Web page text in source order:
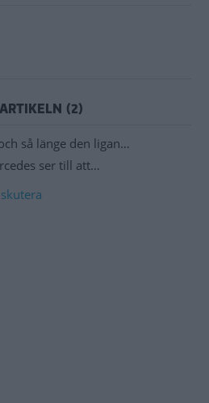
(2)
så länge den ligan…
ser till att…